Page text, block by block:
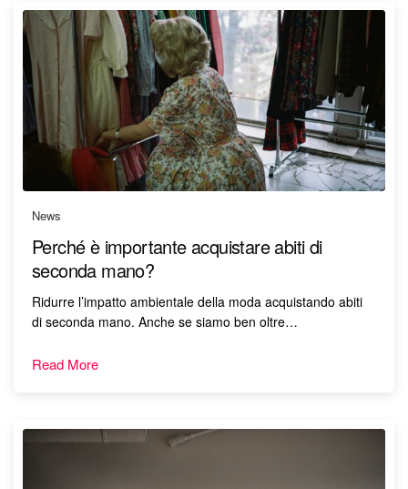
News
Perché è importante acquistare abiti di
seconda mano?
Ridurre l’impatto ambientale della moda acquistando abiti
di seconda mano. Anche se siamo ben oltre…
Read More